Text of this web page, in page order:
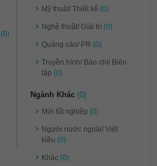
(0)
Mỹ thuật/ Thiết kế (0)
Nghệ thuật/ Giải trí (0)
Quảng cáo/ PR (0)
Truyền hình/ Báo chí/ Biên
tập (0)
Ngành Khác (0)
Mới tốt nghiệp (0)
Người nước ngoài/ Việt
kiều (0)
Khác (0)